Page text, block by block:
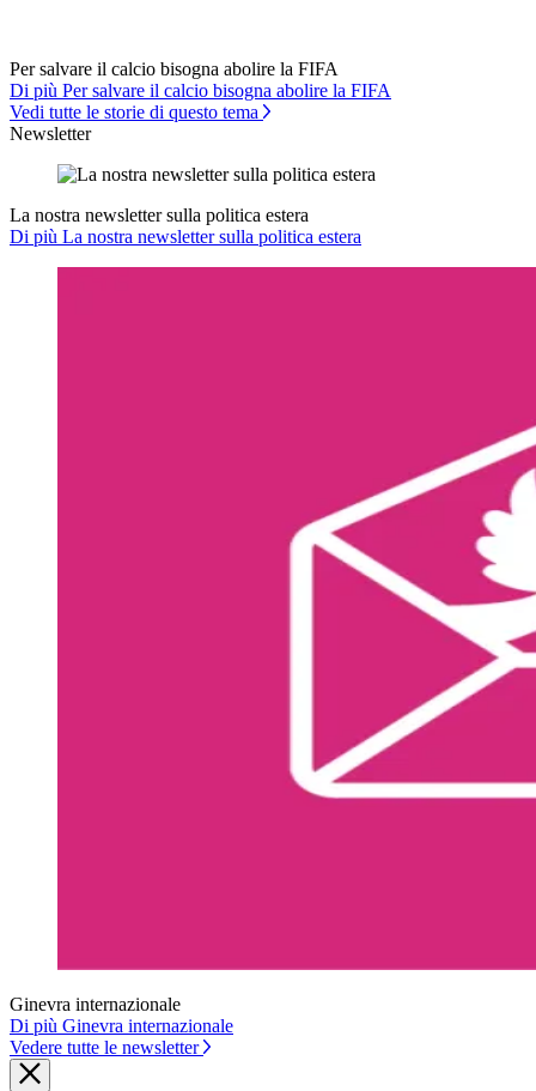
Per salvare il calcio bisogna abolire la FIFA
Di più Per salvare il calcio bisogna abolire la FIFA
Vedi tutte le storie di questo tema
Newsletter
La nostra newsletter sulla politica estera
Di più La nostra newsletter sulla politica estera
Ginevra internazionale
Di più Ginevra internazionale
Vedere tutte le newsletter